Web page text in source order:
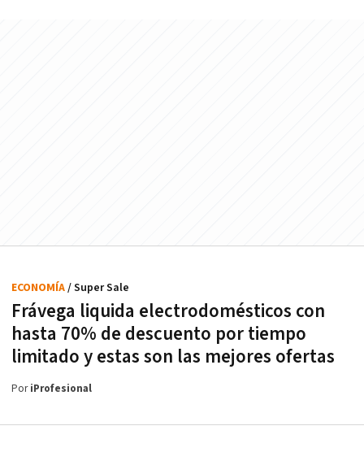
Frávega liquida electrodomésticos con
hasta 70% de descuento por tiempo
limitado y estas son las mejores ofertas
ECONOMÍA/ Super Sale
PoriProfesional